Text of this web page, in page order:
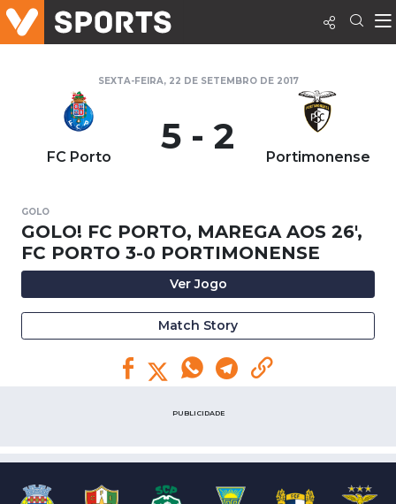
SEXTA-FEIRA, 22 DE SETEMBRO DE 2017
FC Porto 5 - 2 Portimonense
GOLO
GOLO! FC PORTO, MAREGA AOS 26',
FC PORTO 3-0 PORTIMONENSE
Ver Jogo
Match Story
PUBLICIDADE